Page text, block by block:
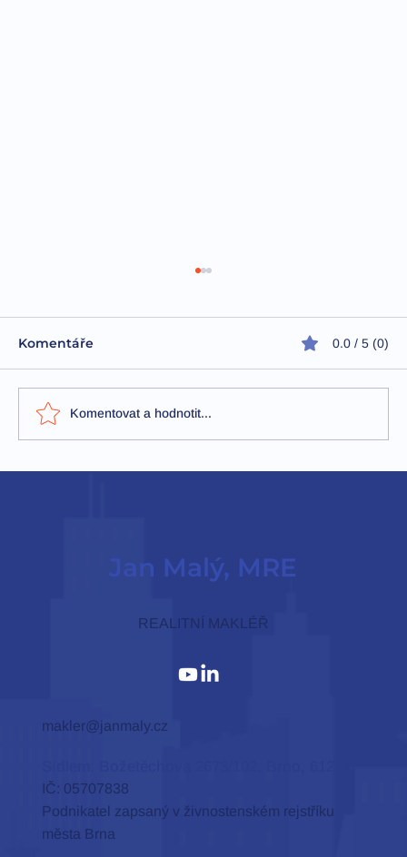
Komentáře 0.0 / 5 (0)
Komentovat a hodnotit...
Jan Malý, MRE
REALITNÍ MAKLÉŘ
makler@janmaly.cz
IČ: 05707838
Podnikatel zapsaný v živnostenském rejstříku
města Brna